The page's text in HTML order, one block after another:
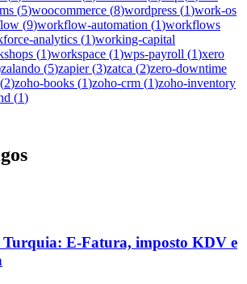
(5)woocommerce (8)wordpress (1)work-os
(9)workflow-automation (1)workflows
analytics (1)working-capital
(1)workspace (1)wps-payroll (1)xero
zalando (5)zapier(3)zatca (2)zero-downtime
(2)zoho-books (1)zoho-crm (1)zoho-inventory
(1)
Turquia: E-Fatura, imposto KDV e